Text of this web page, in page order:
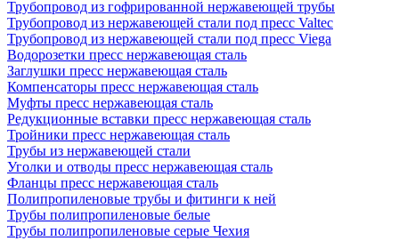
Трубопровод из гофрированной нержавеющей трубы
Трубопровод из нержавеющей стали под пресс Valtec
Трубопровод из нержавеющей стали под пресс Viega
Водорозетки пресс нержавеющая сталь
Заглушки пресс нержавеющая сталь
Компенсаторы пресс нержавеющая сталь
Муфты пресс нержавеющая сталь
Редукционные вставки пресс нержавеющая сталь
Тройники пресс нержавеющая сталь
Трубы из нержавеющей стали
Уголки и отводы пресс нержавеющая сталь
Фланцы пресс нержавеющая сталь
Полипропиленовые трубы и фитинги к ней
Трубы полипропиленовые белые
Трубы полипропиленовые серые Чехия